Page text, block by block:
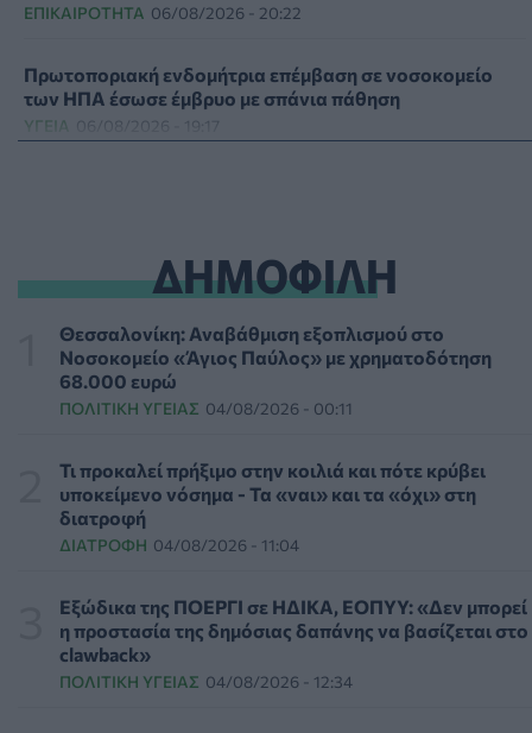
ΕΠΙΚΑΙΡΌΤΗΤΑ 06/08/2026 - 20:22
Πρωτοποριακή ενδομήτρια επέμβαση σε νοσοκομείο
των ΗΠΑ έσωσε έμβρυο με σπάνια πάθηση
ΥΓΕΊΑ 06/08/2026 - 19:17
Διαβητική αμφιβληστροειδοπάθεια: «Σιωπηλός»
κίνδυνος για την όραση των ασθενών
HEALTH TALK 06/08/2026 - 17:34
Γιατί οι γιατροί διστάζουν να γράψουν ορμονική
ΥΓΕΊΑ 06/08/2026 - 17:01
Γιαννάκος: Πρωτοφανής πίεση στο Νοσοκομείο
Ζακύνθου - Καταγγέλθηκαν οκτώ βιασμοί γυναικών
Έκτακτα μέτρα και στην Καστοριά κατά της διασποράς
της ευλογιάς των προβάτων
ΕΠΙΚΑΙΡΌΤΗΤΑ 06/08/2026 - 16:16
ΔΗΜΟΦΙΛΗ
Θεσσαλονίκη: Αναβάθμιση εξοπλισμού στο
Νοσοκομείο «Άγιος Παύλος» με χρηματοδότηση
68.000 ευρώ
ΠΟΛΙΤΙΚΉ ΥΓΕΊΑΣ 04/08/2026 - 00:11
Τι προκαλεί πρήξιμο στην κοιλιά και πότε κρύβει
υποκείμενο νόσημα - Τα «ναι» και τα «όχι» στη
διατροφή
ΔΙΑΤΡΟΦΉ 04/08/2026 - 11:04
Εξώδικα της ΠΟΕΡΓΙ σε ΗΔΙΚΑ, ΕΟΠΥΥ: «Δεν μπορεί
η προστασία της δημόσιας δαπάνης να βασίζεται στο
clawback»
ΠΟΛΙΤΙΚΉ ΥΓΕΊΑΣ 04/08/2026 - 12:34